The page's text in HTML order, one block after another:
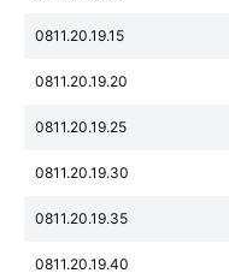
0811.20.19.15
0811.20.19.20
0811.20.19.25
0811.20.19.30
0811.20.19.35
0811.20.19.40